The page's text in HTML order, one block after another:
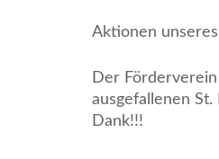
Aktionen
Der
ausgefallenen
Dank!!!